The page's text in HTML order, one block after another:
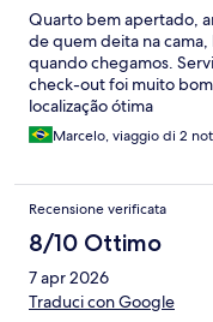
Quarto bem apertado,
de quem deita na
quando chegamos.
check-out foi muito
localização ótima
Marcelo, viaggio di 2
Recensione verificata
8/10 Ottimo
7 apr 2026
Traduci con Google